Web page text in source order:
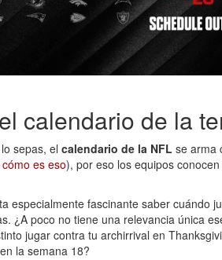
calendario de la
sepas, el calendario de la NFL se arma
es eso), por eso los equipos
especialmente fascinante saber cuándo
¿A poco no tiene una relevancia única
jugar contra tu archirrival en
la semana 18?